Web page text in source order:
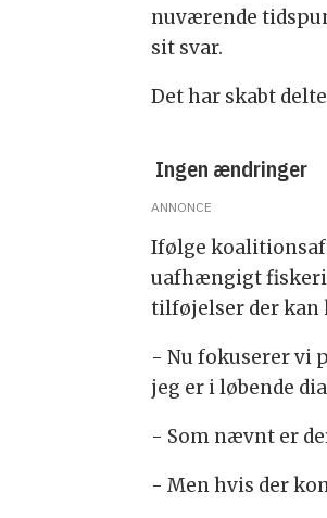
nuværende
sit svar.
Det har skabt
Ingen ændringer
ANNONCE
Ifølge
uafhængigt
tilføjelser der kan
- Nu fokuserer vi
jeg er i løbende
- Som nævnt er
- Men hvis der